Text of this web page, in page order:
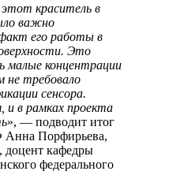
краситель в
важно
его работы в
Это
малые концентрации
не требовало
сенсора.
в рамках проекта
», — подводит итог
Анна Порфирьева,
доцент кафедры
федерального